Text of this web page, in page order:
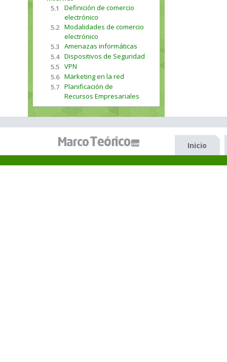
5.1
Definición de comercio
electrónico
5.2 Modalidades de comercio
electrónico
5.3 Amenazas informáticas
5.4 Dispositivos de Seguridad
5.5 VPN
5.6 Marketing en la red
5.7 Planificación de
Recursos Empresariales
Inicio